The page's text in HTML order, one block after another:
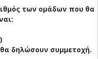
των ομάδων που θα
δηλώσουν συμμετοχή.